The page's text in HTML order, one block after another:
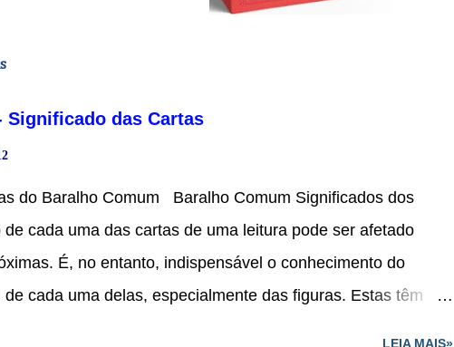
Significado das Cartas
do Baralho Comum Baralho Comum Significados dos
cada uma das cartas de uma leitura pode ser afetado
É, no entanto, indispensável o conhecimento do
cada uma delas, especialmente das figuras. Estas têm
LEIA MAIS»